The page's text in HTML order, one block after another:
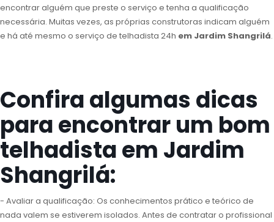
encontrar alguém que preste o serviço e tenha a qualificação
necessária. Muitas vezes, as próprias construtoras indicam alguém
e há até mesmo o serviço de telhadista 24h em Jardim Shangrilá.
Confira algumas dicas
para encontrar um bom
telhadista em Jardim
Shangrilá:
- Avaliar a qualificação: Os conhecimentos prático e teórico de
nada valem se estiverem isolados. Antes de contratar o profissional